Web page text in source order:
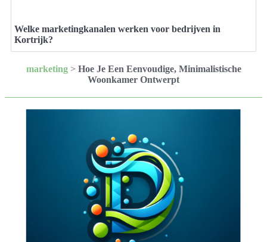
Welke marketingkanalen werken voor bedrijven in
Kortrijk?
marketing> Hoe Je Een Eenvoudige, Minimalistische
Woonkamer Ontwerpt